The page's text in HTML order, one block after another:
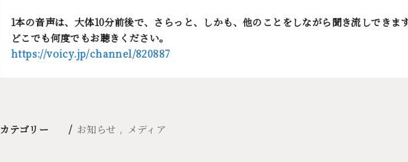
1本の音声は、大体10分前後で、さらっと、しかも、他のことをしながら聞き流しできま
どこでも何度でもお聴きください。
https://voicy.jp/channel/820887
カテゴリー お知らせ メディア